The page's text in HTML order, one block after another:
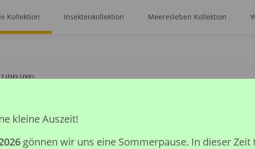
Kollektion Insektenkollektion Meeresleben Kollektion
(DELUXE)
ARABER STUTE GRAU 1:12
kleine Auszeit!
gönnen wir uns eine Sommerpause. In dieser